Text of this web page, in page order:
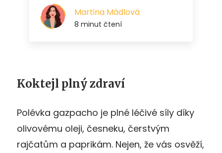
Koktejl plný zdraví
Polévka gazpacho je plné léčivé síly díky
olivovému oleji, česneku, čerstvým
rajčatům a paprikám. Nejen, že vás osvěží,